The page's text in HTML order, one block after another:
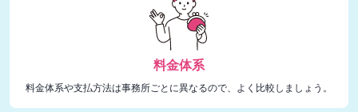
料金体系
料金体系や支払方法は事務所ごとに異なるので、よく比較しましょう。